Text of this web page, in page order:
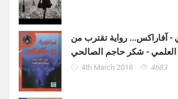
- آفاراكس... رواية تقترب من
العلمي - شكر حاجم الصالحي
4th March 2018 4683